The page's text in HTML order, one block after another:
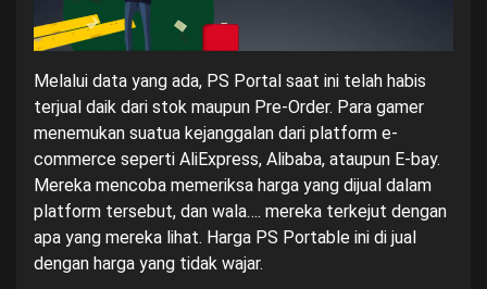
Melalui data yang ada, PS Portal saat ini telah habis
terjual daik dari stok maupun Pre-Order. Para gamer
menemukan suatua kejanggalan dari platform e-
commerce seperti AliExpress, Alibaba, ataupun E-bay.
Mereka mencoba memeriksa harga yang dijual dalam
platform tersebut, dan wala…. mereka terkejut dengan
apa yang mereka lihat. Harga PS Portable ini di jual
dengan harga yang tidak wajar.